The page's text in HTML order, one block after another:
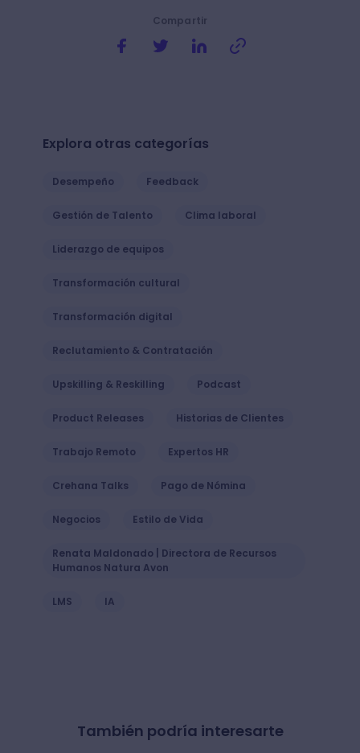
Compartir
Explora otras categorías
Desempeño Feedback
Gestión de Talento Clima laboral
Liderazgo de equipos
Transformación cultural
Transformación digital
Reclutamiento & Contratación
Upskilling & Reskilling Podcast
Product Releases Historias de Clientes
Trabajo Remoto Expertos HR
Crehana Talks Pago de Nómina
Negocios Estilo de Vida
Renata Maldonado | Directora de Recursos
Humanos Natura Avon
LMS IA
También podría interesarte